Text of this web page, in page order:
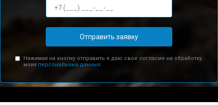
Отправить заявку
Нажимая на кнопку отправить я даю свое согласие на обработку
моих персональных данных.